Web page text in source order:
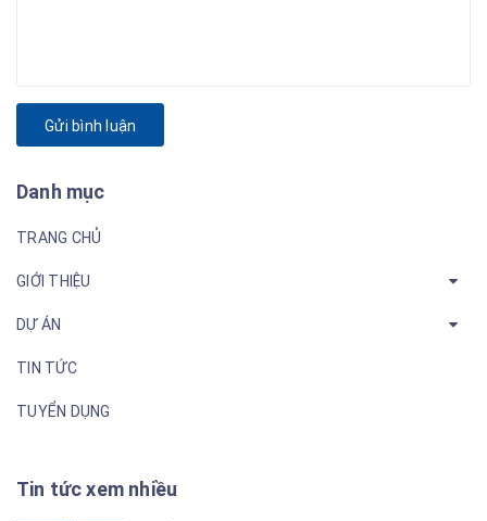
Gửi bình luận
Danh mục
TRANG CHỦ
GIỚI THIỆU
DỰ ÁN
TIN TỨC
TUYỂN DỤNG
Tin tức xem nhiều